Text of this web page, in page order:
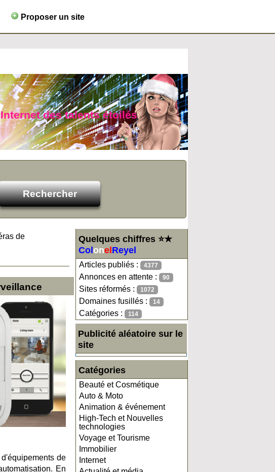
Proposer un site
des talents étoilés
Quelques chiffres ⭐★
Col onel Reyel
Articles publiés : 4377
Annonces en attente : 90
Sites réformés : 1072
Domaines fusillés : 14
Catégories : 114
Publicité aléatoire sur le
site
Catégories
Beauté et Cosmétique
Auto & Moto
Animation & événement
High-Tech et Nouvelles
technologies
Voyage et Tourisme
Immobilier
Internet
de
de
En